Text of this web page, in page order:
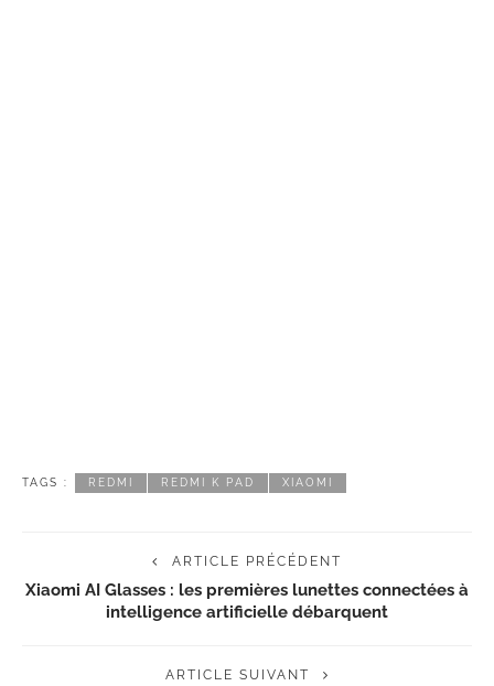
TAGS : REDMI REDMI K PAD XIAOMI
ARTICLE PRÉCÉDENT
Xiaomi AI Glasses : les premières lunettes connectées à
intelligence artificielle débarquent
ARTICLE SUIVANT